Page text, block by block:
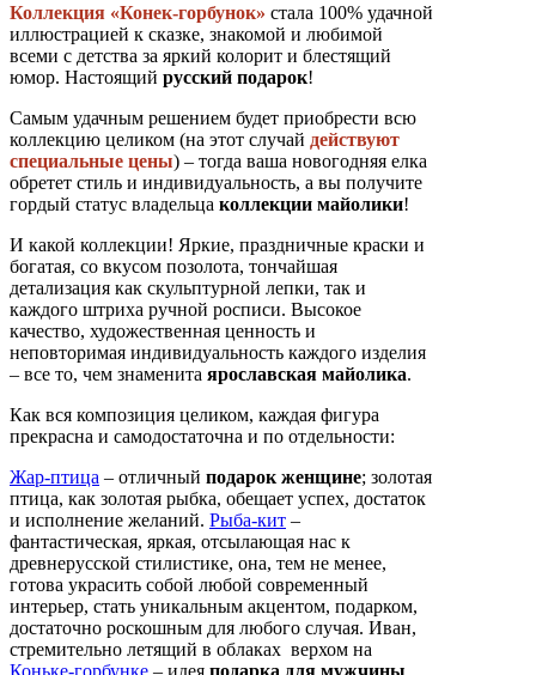
Коллекция «Конек-горбунок» стала 100% удачной
иллюстрацией к сказке, знакомой и любимой
всеми с детства за яркий колорит и блестящий
юмор. Настоящий русский подарок!
Самым удачным решением будет приобрести всю
коллекцию целиком (на этот случай действуют
специальные цены) – тогда ваша новогодняя елка
обретет стиль и индивидуальность, а вы получите
гордый статус владельца коллекции майолики!
И какой коллекции! Яркие, праздничные краски и
богатая, со вкусом позолота, тончайшая
детализация как скульптурной лепки, так и
каждого штриха ручной росписи. Высокое
качество, художественная ценность и
неповторимая индивидуальность каждого изделия
– все то, чем знаменита ярославская майолика.
Как вся композиция целиком, каждая фигура
прекрасна и самодостаточна и по отдельности:
Жар-птица – отличный подарок женщине; золотая
птица, как золотая рыбка, обещает успех, достаток
и исполнение желаний. Рыба-кит –
фантастическая, яркая, отсылающая нас к
древнерусской стилистике, она, тем не менее,
готова украсить собой любой современный
интерьер, стать уникальным акцентом, подарком,
достаточно роскошным для любого случая. Иван,
стремительно летящий в облаках верхом на
Коньке-горбунке – идея подарка для мужчины